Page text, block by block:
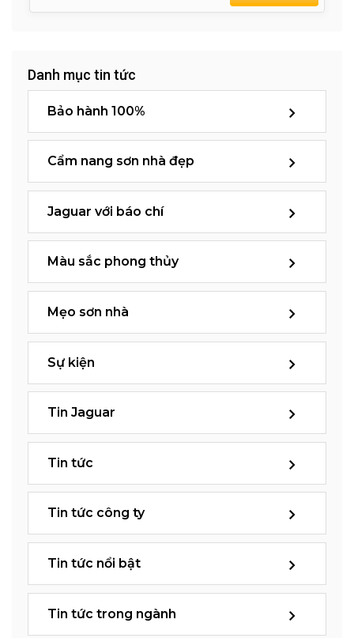
Danh mục tin tức
Bảo hành 100%
Cẩm nang sơn nhà đẹp
Jaguar với báo chí
Màu sắc phong thủy
Mẹo sơn nhà
Sự kiện
Tin Jaguar
Tin tức
Tin tức công ty
Tin tức nổi bật
Tin tức trong ngành